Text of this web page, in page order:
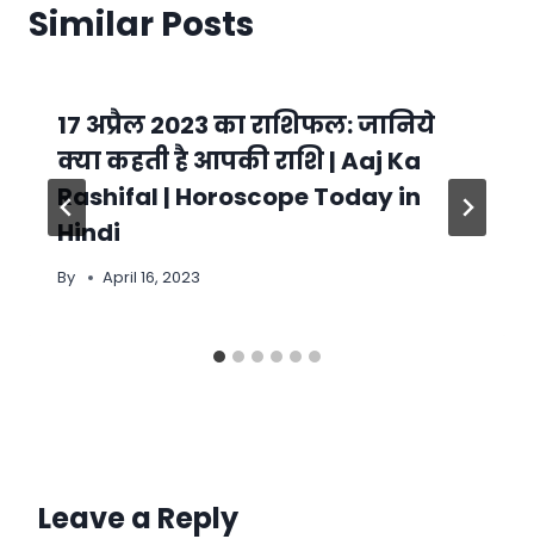
Similar Posts
17 अप्रैल 2023 का राशिफल: जानिये
क्या कहती है आपकी राशि | Aaj Ka
Rashifal | Horoscope Today in
Hindi
By April 16, 2023
Leave a Reply